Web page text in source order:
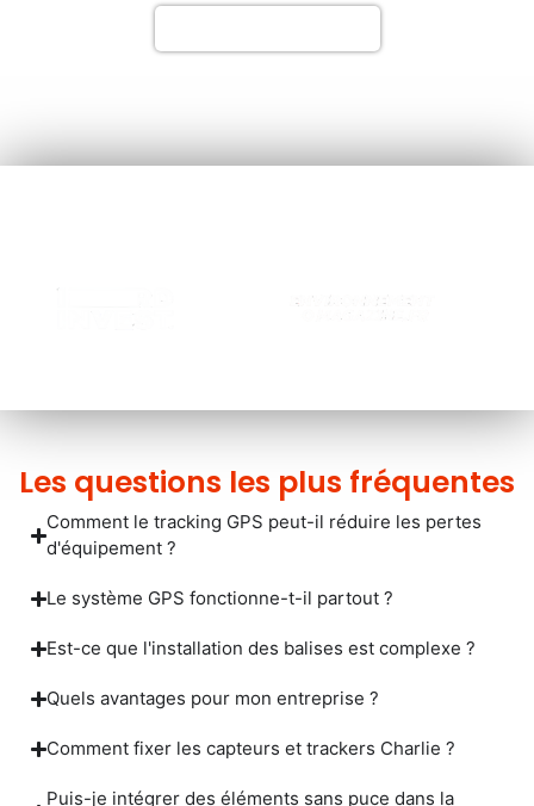
Les questions les plus fréquentes
Comment le tracking GPS peut-il réduire les pertes
d'équipement ?
Le système GPS fonctionne-t-il partout ?
Est-ce que l'installation des balises est complexe ?
Quels avantages pour mon entreprise ?
Comment fixer les capteurs et trackers Charlie ?
Puis-je intégrer des éléments sans puce dans la